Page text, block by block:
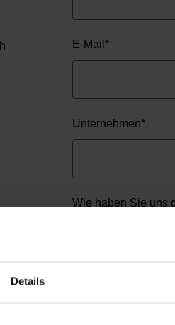
Details
E-Mail *
Unternehmen*
Wie haben Sie uns
Wir verwenden
Ihnen